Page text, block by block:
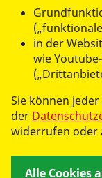
Darius
ASB
in der
wie
Sie können jeder
der
widerrufen oder
Alle Cookies